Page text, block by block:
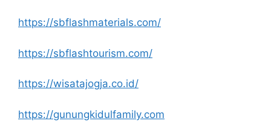
https://sbflashmaterials.com/
https://sbflashtourism.com/
https://wisatajogja.co.id/
https://gunungkidulfamily.com